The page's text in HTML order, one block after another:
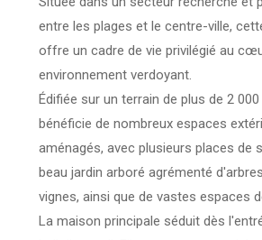
entre les plages et le centre-ville,
offre un cadre de vie privilégié au
environnement verdoyant.
Édifiée sur un terrain de plus de 2
bénéficie de nombreux espaces
aménagés, avec plusieurs places de
beau jardin arboré agrémenté
vignes, ainsi que de vastes espaces
La maison principale séduit dès